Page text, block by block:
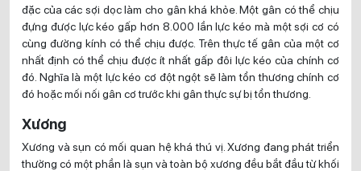
đặc của các sợi dọc làm cho gân khá khỏe. Một gân có thể chịu
đựng được lực kéo gấp hơn 8.000 lần lực kéo mà một sợi cơ có
cùng đường kính có thể chịu được. Trên thực tế gân của một cơ
nhất định có thể chịu được ít nhất gấp đôi lực kéo của chính cơ
đó. Nghĩa là một lực kéo cơ đột ngột sẽ làm tổn thương chính cơ
đó hoặc mối nối gân cơ trước khi gân thực sự bị tổn thương.
Xương
Xương và sụn có mối quan hệ khá thú vị. Xương đang phát triển
thường có một phần là sụn và toàn bộ xương đều bắt đầu từ khối